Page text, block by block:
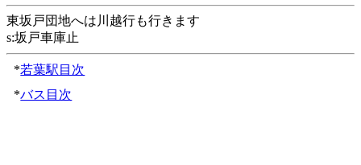
東坂戸団地へは川越行も行きます
s:坂戸車庫止
*若葉駅目次
*バス目次